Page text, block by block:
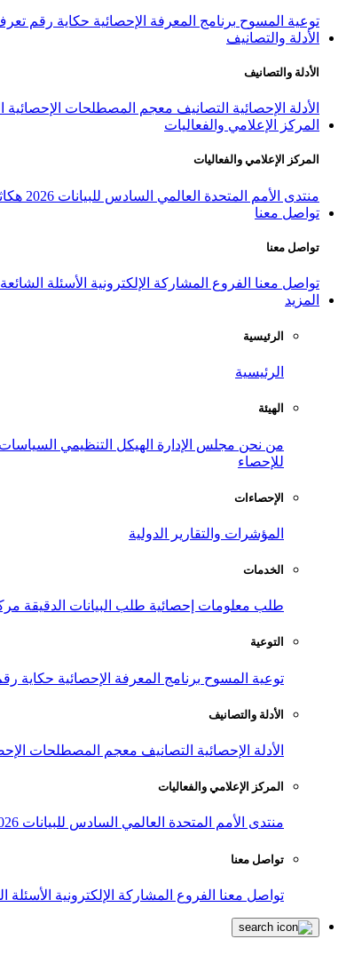
توعية المسوح برنامج المعرفة الإحصائية حكاية رقم
الأدلة والتصانيف
الأدلة والتصانيف
الأدلة الإحصائية التصانيف معجم المصطلحات الإحصائية
المركز الإعلامي والفعاليات
المركز الإعلامي والفعاليات
منتدى الأمم المتحدة العالمي السادس للبيانات 2026
تواصل معنا
تواصل معنا
تواصل معنا الفروع المشاركة الإلكترونية الأسئلة الشائعة
المزيد
الرئيسية
الرئيسية
الهيئة
من نحن مجلس الإدارة الهيكل التنظيمي
للإحصاء
الإحصاءات
المؤشرات والتقارير الدولية
الخدمات
طلب معلومات إحصائية طلب البيانات الدقيقة
التوعية
توعية المسوح برنامج المعرفة الإحصائية حكاية
الأدلة والتصانيف
الأدلة الإحصائية التصانيف معجم المصطلحات
المركز الإعلامي والفعاليات
منتدى الأمم المتحدة العالمي السادس للبيانات 2026
تواصل معنا
تواصل معنا الفروع المشاركة الإلكترونية الأسئلة